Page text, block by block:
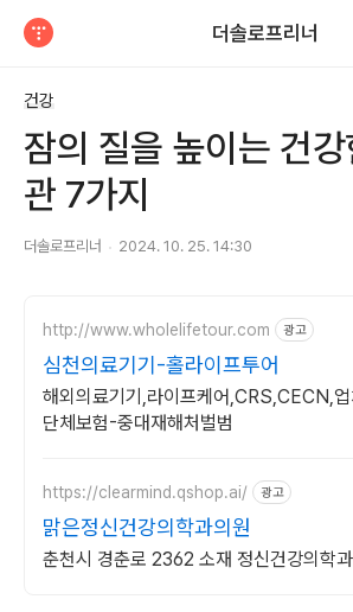
더솔로프리너
건강
잠의 질을 높이는 건
관 7가지
더솔로프리너 2024. 10. 25. 14:30
http://www.wholelifetour.com 광고
심천의료기기-홀라이프투어
해외의료기기,라이프케어,CRS,CECN,
단체보험-중대재해처벌범
https://clearmind.qshop.ai/ 광고
맑은정신건강의학과의원
춘천시 경춘로 2362 소재 정신건강의학